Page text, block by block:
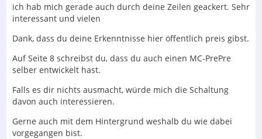
ich hab mich gerade auch durch deine Zeilen geackert. Sehr
interessant und vielen
Dank, dass du deine Erkenntnisse hier öffentlich preis gibst.
Auf Seite 8 schreibst du, dass du auch einen MC-PrePre
selber entwickelt hast.
Falls es dir nichts ausmacht, würde mich die Schaltung
davon auch interessieren.
Gerne auch mit dem Hintergrund weshalb du wie dabei
vorgegangen bist.